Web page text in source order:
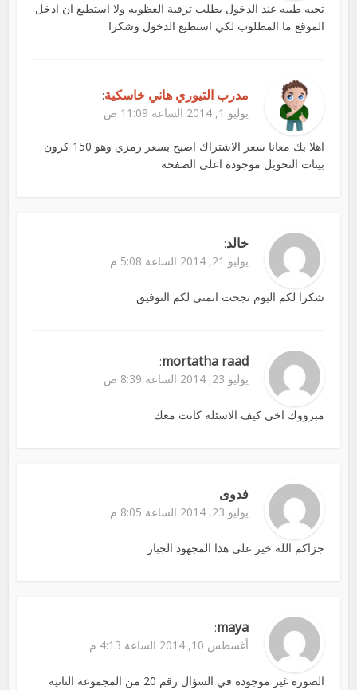
تحيه طيبه عند الدخول يطلب ترقية العظويه ولا استطيع ان ادخل
الموقع ما المطلوب لكي استطيع الدخول وشكرا
مدرب التيوري هاني خاسكية:
يوليو 1, 2014 الساعة 11:09 ص
اهلا بك معانا سعر الاشتراك اصبح بسعر رمزي وهو 150 كرون
بينات التحويل موجودة اعلى الصفحة
خالد:
يوليو 21, 2014 الساعة 5:08 م
شكرا لكم اليوم نجحت اتمنى لكم التوفيق
mortatha raad
:
يوليو 23, 2014 الساعة 8:39 ص
مبرووك اخي كيف الاسئله كانت معك
فدوى:
يوليو 23, 2014 الساعة 8:05 م
جزاكم الله خير على هذا المجهود الجبار
maya
:
أغسطس 10, 2014 الساعة 4:13 م
الصورة غير موجودة في السؤال رقم 20 من المجموعة التانية